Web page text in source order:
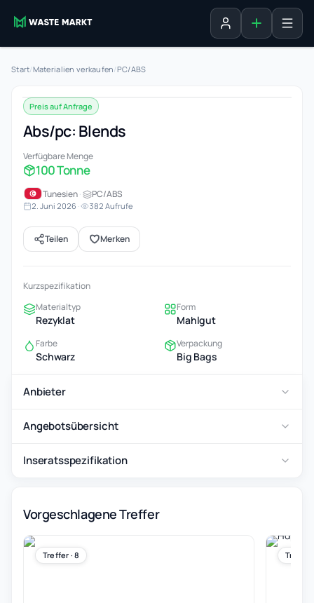
AnmeldenInserat
Start/Materialien verkaufen/PC/ABS
Preis auf Anfrage
Abs/pc: Blends
Verfügbare Menge
100 Tonne
Tunesien· PC/ABS
2. Juni 2026 · 382 Aufrufe
Teilen Merken
Kurzspezifikation
Materialtyp
Rezyklat
Form
Mahlgut
Farbe
Schwarz
Verpackung
Big Bags
Anbieter
Angebotsübersicht
Inseratsspezifikation
Vorgeschlagene Treffer
Treffer · 8 Treffer